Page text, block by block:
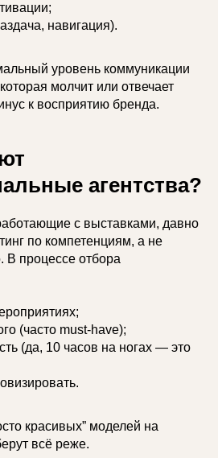
навигация).
уровень коммуникации
молчит или отвечает
к восприятию бренда.
агентства?
с выставками, давно
по компетенциям, а не
В процессе отбора
(часто must-have);
(да, 10 часов на ногах — это
красивых” моделей на
всё реже.